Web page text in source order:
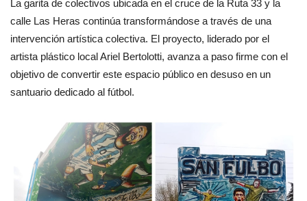
La garita de colectivos ubicada en el cruce de la Ruta 33 y la
calle Las Heras continúa transformándose a través de una
intervención artística colectiva. El proyecto, liderado por el
artista plástico local Ariel Bertolotti, avanza a paso firme con el
objetivo de convertir este espacio público en desuso en un
santuario dedicado al fútbol.